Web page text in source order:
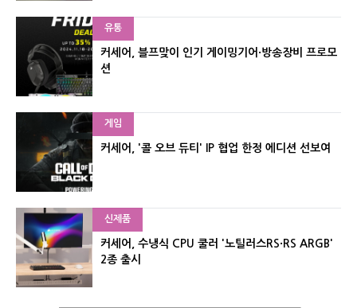
유통
커세어, 블프맞이 인기 게이밍기어·방송장비 프로모
션
게임
커세어, '콜 오브 듀티' IP 협업 한정 에디션 선보여
신제품
커세어, 수냉식 CPU 쿨러 '노틸러스RS·RS ARGB'
2종 출시